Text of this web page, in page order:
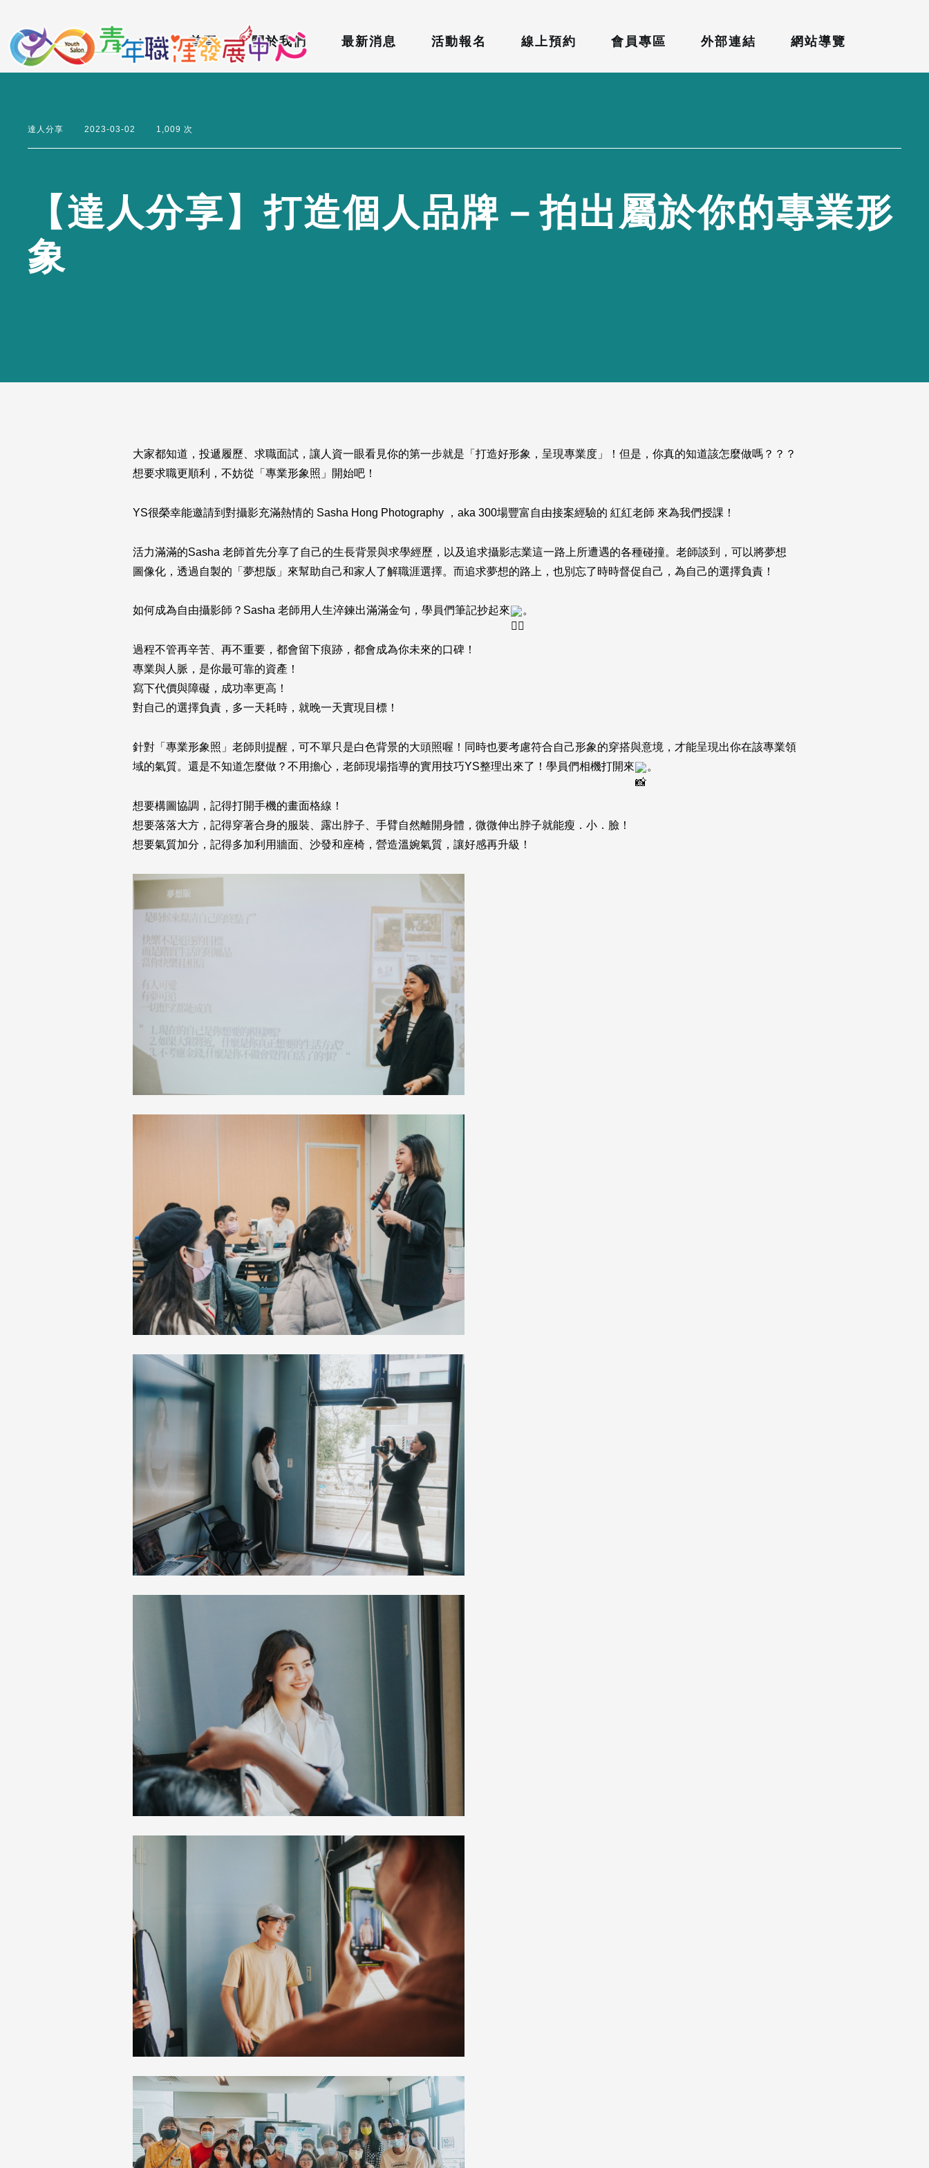
要
內
::: 首頁 關於我們 最新消息 活動報名 線上預約 會員專區 外部連結 網站導覽
達人分享 2023-03-02 1,009 次
【達人分享 】打造個 人品牌 －拍出 屬於你的專業形
象
大家都知道，投遞履歷、求職面試，讓人資一眼看見你的第一步就是「打造好形象，呈現專業度」！但是，你真的知道該怎麼做嗎？？？
想要求職更順利，不妨從「專業形象照」開始吧！
YS很榮幸能邀請到對攝影充滿熱情的 Sasha Hong Photography ，aka 300場豐富自由接案經驗的 紅紅老師 來為我們授課！
活力滿滿的Sasha 老師首先分享了自己的生長背景與求學經歷，以及追求攝影志業這一路上所遭遇的各種碰撞。老師談到，可以將夢想
圖像化，透過自製的「夢想版」來幫助自己和家人了解職涯選擇。而追求夢想的路上，也別忘了時時督促自己，為自己的選擇負責！
如何成為自由攝影師？Sasha 老師用人生淬鍊出滿滿金句，學員們筆記抄起來 。
過程不管再辛苦、再不重要，都會留下痕跡，都會成為你未來的口碑！
專業與人脈，是你最可靠的資產！
寫下代價與障礙，成功率更高！
對自己的選擇負責，多一天耗時，就晚一天實現目標！
針對「專業形象照」老師則提醒，可不單只是白色背景的大頭照喔！同時也要考慮符合自己形象的穿搭與意境，才能呈現出你在該專業領
域的氣質。還是不知道怎麼做？不用擔心，老師現場指導的實用技巧YS整理出來了！學員們相機打開來
。
想要構圖協調，記得打開手機的畫面格線！
想要落落大方，記得穿著合身的服裝、露出脖子、手臂自然離開身體，微微伸出脖子就能瘦．小．臉！
想要氣質加分，記得多加利用牆面、沙發和座椅，營造溫婉氣質，讓好感再升級！